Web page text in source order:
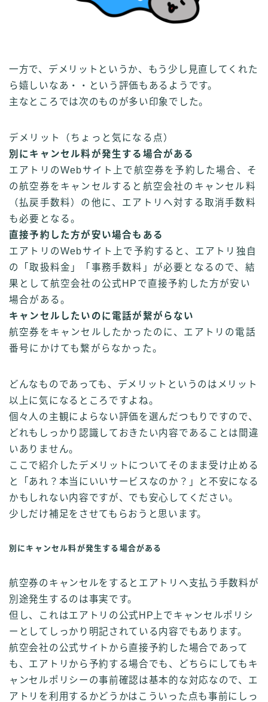
一方で、デメリットというか、もう少し見直してくれた
ら嬉しいなあ・・という評価もあるようです。
主なところでは次のものが多い印象でした。
デメリット（ちょっと気になる点）
別にキャンセル料が発生する場合がある
エアトリのWebサイト上で航空券を予約した場合、そ
の航空券をキャンセルすると航空会社のキャンセル料
（払戻手数料）の他に、エアトリへ対する取消手数料
も必要となる。
直接予約した方が安い場合もある
エアトリのWebサイト上で予約すると、エアトリ独自
の「取扱料金」「事務手数料」が必要となるので、結
果として航空会社の公式HPで直接予約した方が安い
場合がある。
キャンセルしたいのに電話が繋がらない
航空券をキャンセルしたかったのに、エアトリの電話
番号にかけても繋がらなかった。
どんなものであっても、デメリットというのはメリット
以上に気になるところですよね。
個々人の主観によらない評価を選んだつもりですので、
どれもしっかり認識しておきたい内容であることは間違
いありません。
ここで紹介したデメリットについてそのまま受け止める
と「あれ？本当にいいサービスなのか？」と不安になる
かもしれない内容ですが、でも安心してください。
少しだけ補足をさせてもらおうと思います。
別にキャンセル料が発生する場合がある
航空券のキャンセルをするとエアトリへ支払う手数料が
別途発生するのは事実です。
但し、これはエアトリの公式HP上でキャンセルポリシ
ーとしてしっかり明記されている内容でもあります。
航空会社の公式サイトから直接予約した場合であって
も、エアトリから予約する場合でも、どちらにしてもキ
ャンセルポリシーの事前確認は基本的な対応なので、エ
アトリを利用するかどうかはこういった点も事前にしっ